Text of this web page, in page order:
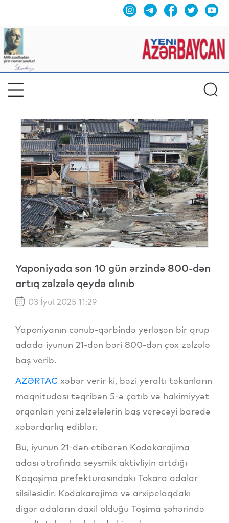
Yaponiyada son 10 gün ərzində 800-dən
artıq zəlzələ qeydə alınıb
03 İyul 2025 11:29
Yaponiyanın cənub-qərbində yerləşən bir qrup
adada iyunun 21-dən bəri 800-dən çox zəlzələ
baş verib.
AZƏRTAC xəbər verir ki, bəzi yeraltı təkanların
maqnitudası təqribən 5-ə çatıb və hakimiyyət
orqanları yeni zəlzələlərin baş verəcəyi barədə
xəbərdarlıq ediblər.
Bu, iyunun 21-dən etibarən Kodakarajima
adası ətrafında seysmik aktivliyin artdığı
Kaqoşima prefekturasındakı Tokara adalar
silsiləsidir. Kodakarajima və arxipelaqdakı
digər adaların daxil olduğu Toşima şəhərində